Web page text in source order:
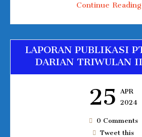
Continue
LAPORAN PUBLIKASI
DARIAN TRIWULAN
25
APR
2024
0 Comments
Tweet this